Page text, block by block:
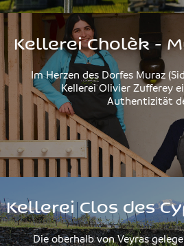
Kellerei Cholèk -
Im Herzen des Dorfes Muraz
Kellerei Olivier Zufferey
Authentizität
Kellerei Clos des
Die oberhalb von Veyras